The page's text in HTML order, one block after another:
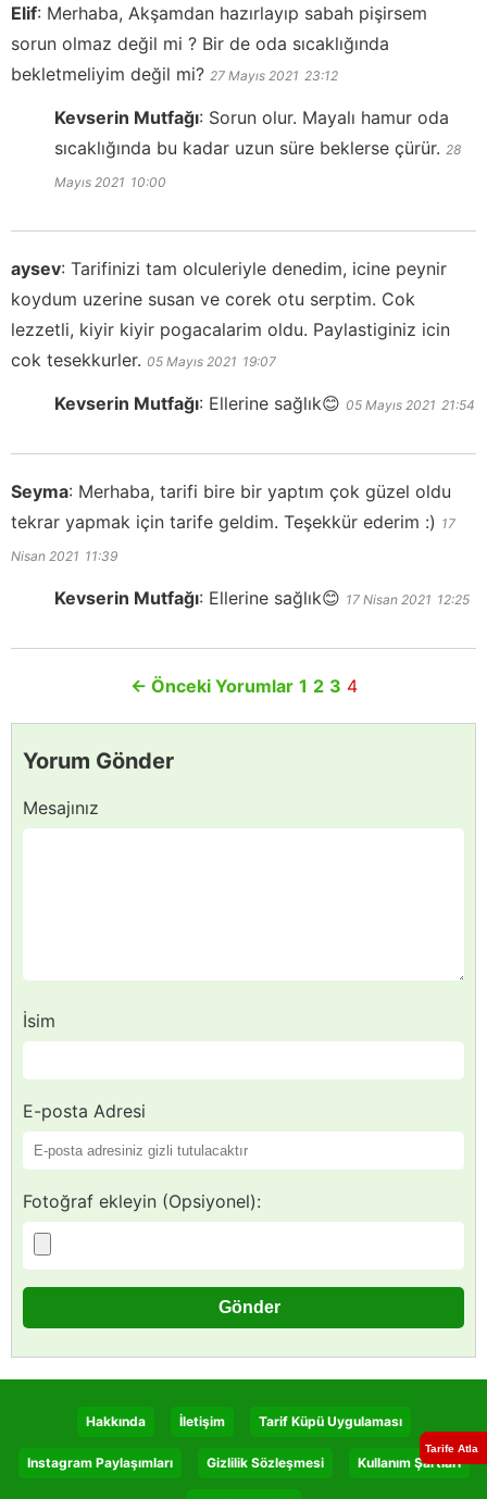
Elif: Merhaba, Akşamdan hazırlayıp sabah pişirsem
sorun olmaz değil mi ? Bir de oda sıcaklığında
bekletmeliyim değil mi? 27 Mayıs 2021 23:12
Kevserin Mutfağı: Sorun olur. Mayalı hamur oda
sıcaklığında bu kadar uzun süre beklerse çürür. 28
Mayıs 2021 10:00
aysev: Tarifinizi tam olculeriyle denedim, icine peynir
koydum uzerine susan ve corek otu serptim. Cok
lezzetli, kiyir kiyir pogacalarim oldu. Paylastiginiz icin
cok tesekkurler. 05 Mayıs 2021 19:07
Kevserin Mutfağı: Ellerine sağlık😊 05 Mayıs 2021 21:54
Seyma: Merhaba, tarifi bire bir yaptım çok güzel oldu
tekrar yapmak için tarife geldim. Teşekkür ederim :) 17
Nisan 2021 11:39
Kevserin Mutfağı: Ellerine sağlık😊 17 Nisan 2021 12:25
← Önceki Yorumlar 1 2 3 4
Yorum Gönder
Mesajınız
İsim
E-posta Adresi
Fotoğraf ekleyin (Opsiyonel):
Tarife Atla
Hakkında İletişim Tarif Küpü Uygulaması
Instagram Paylaşımları Gizlilik Sözleşmesi Kullanım Şartları